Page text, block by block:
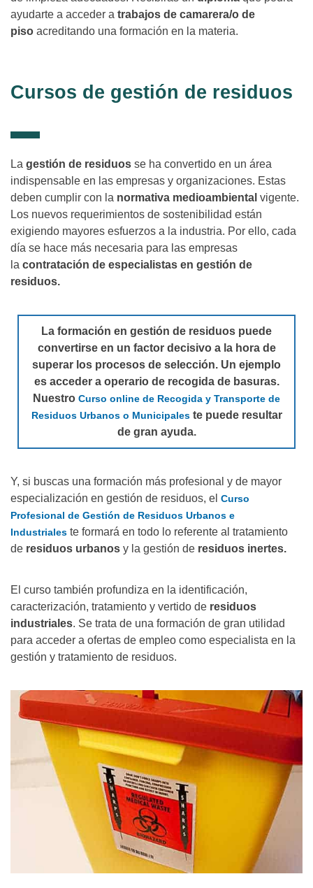
ayudarte a acceder a trabajos de camarera/o de
piso acreditando una formación en la materia.
Cursos de gestión de residuos
La gestión de residuos se ha convertido en un área
indispensable en las empresas y organizaciones. Estas
deben cumplir con la normativa medioambiental vigente.
Los nuevos requerimientos de sostenibilidad están
exigiendo mayores esfuerzos a la industria. Por ello, cada
día se hace más necesaria para las empresas
la contratación de especialistas en gestión de
residuos.
La formación en gestión de residuos puede
convertirse en un factor decisivo a la hora de
superar los procesos de selección. Un ejemplo
es acceder a operario de recogida de basuras.
Nuestro Curso online de Recogida y Transporte de
Residuos Urbanos o Municipaleste puede resultar
de gran ayuda.
Y, si buscas una formación más profesional y de mayor
especialización en gestión de residuos, el Curso
Profesional de Gestión de Residuos Urbanos e
Industriales te formará en todo lo referente al tratamiento
de residuos urbanos y la gestión de residuos inertes.
El curso también profundiza en la identificación,
caracterización, tratamiento y vertido de residuos
industriales. Se trata de una formación de gran utilidad
para acceder a ofertas de empleo como especialista en la
gestión y tratamiento de residuos.